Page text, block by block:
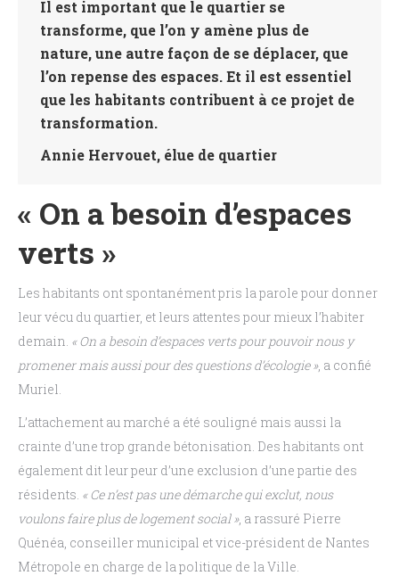
Il est important que le quartier se
transforme, que l’on y amène plus de
nature, une autre façon de se déplacer, que
l’on repense des espaces. Et il est essentiel
que les habitants contribuent à ce projet de
transformation.
Annie Hervouet, élue de quartier
« On a besoin d’espaces
verts »
Les habitants ont spontanément pris la parole pour donner
leur vécu du quartier, et leurs attentes pour mieux l’habiter
demain. « On a besoin d’espaces verts pour pouvoir nous y
promener mais aussi pour des questions d’écologie », a confié
Muriel.
L’attachement au marché a été souligné mais aussi la
crainte d’une trop grande bétonisation. Des habitants ont
également dit leur peur d’une exclusion d’une partie des
résidents. « Ce n’est pas une démarche qui exclut, nous
voulons faire plus de logement social », a rassuré Pierre
Quénéa, conseiller municipal et vice-président de Nantes
Métropole en charge de la politique de la Ville.